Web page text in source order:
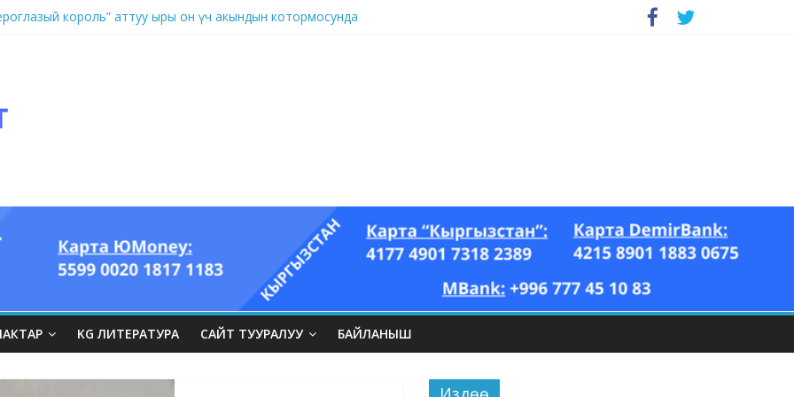
король” аттуу ыры он үч акындын котормосунда
KG ЛИТЕРАТУРА САЙТ ТУУРАЛУУ БАЙЛАНЫШ